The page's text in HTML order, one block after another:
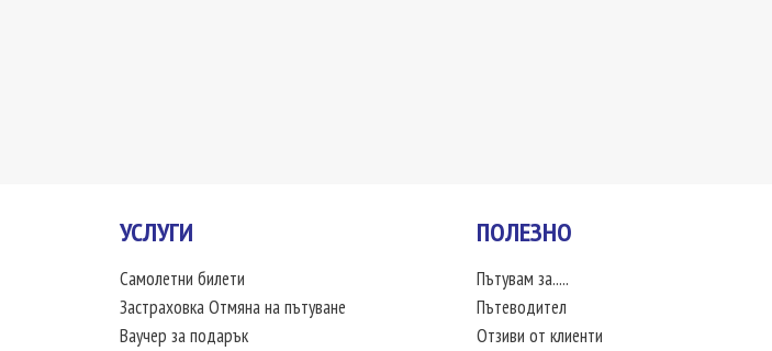
УСЛУГИ
Самолетни билети
Застраховка Отмяна на пътуване
Ваучер за подарък
ПОЛЕЗНО
Пътувам за.....
Пътеводител
Отзиви от клиенти